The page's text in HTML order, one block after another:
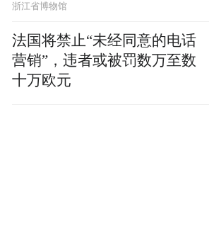
6月17日，英格兰队球员拉什福
浙江省博物馆
法国将禁止“未经同意的电话
营销”，违者或被罚数万至数
十万欧元